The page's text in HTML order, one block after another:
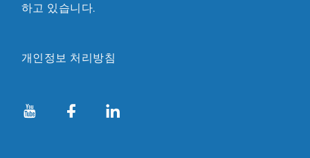
하고 있습니다.
개인정보 처리방침